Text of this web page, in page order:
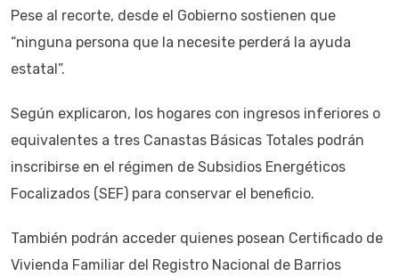
Pese al recorte, desde el Gobierno sostienen que
“ninguna persona que la necesite perderá la ayuda
estatal”.
Según explicaron, los hogares con ingresos inferiores o
equivalentes a tres Canastas Básicas Totales podrán
inscribirse en el régimen de Subsidios Energéticos
Focalizados (SEF) para conservar el beneficio.
También podrán acceder quienes posean Certificado de
Vivienda Familiar del Registro Nacional de Barrios